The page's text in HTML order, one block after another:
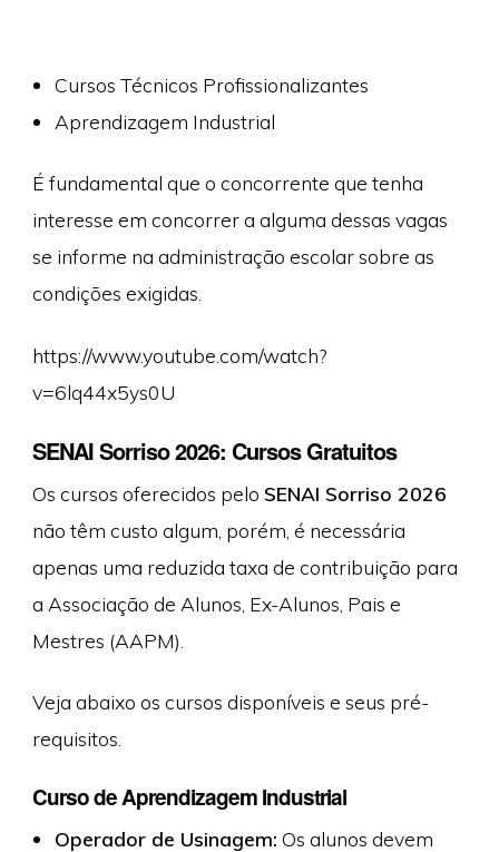
Cursos Técnicos Profissionalizantes
Aprendizagem Industrial
É fundamental que o concorrente que tenha
interesse em concorrer a alguma dessas vagas
se informe na administração escolar sobre as
condições exigidas.
https://www.youtube.com/watch?
v=6lq44x5ys0U
SENAI Sorriso 2026: Cursos Gratuitos
Os cursos oferecidos pelo SENAI Sorriso 2026
não têm custo algum, porém, é necessária
apenas uma reduzida taxa de contribuição para
a Associação de Alunos, Ex-Alunos, Pais e
Mestres (AAPM).
Veja abaixo os cursos disponíveis e seus pré-
requisitos.
Curso de Aprendizagem Industrial
Operador de Usinagem: Os alunos devem